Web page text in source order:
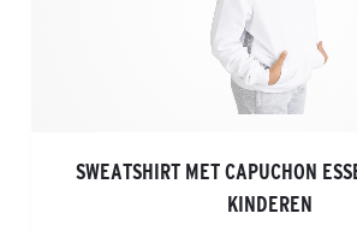
SWEATSHIRT MET CAPUCHON
KINDEREN